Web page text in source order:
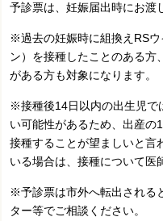
予診票は、妊娠届出時にお渡
※過去の妊娠時に組換えRS
ン）を接種したことのある方
がある方も対象になります。
※接種後14日以内の出生児で
い可能性があるため、出産の
接種することが望ましいと言
いる場合は、接種について医
※予診票は市外へ転出される
ター等でご相談ください。